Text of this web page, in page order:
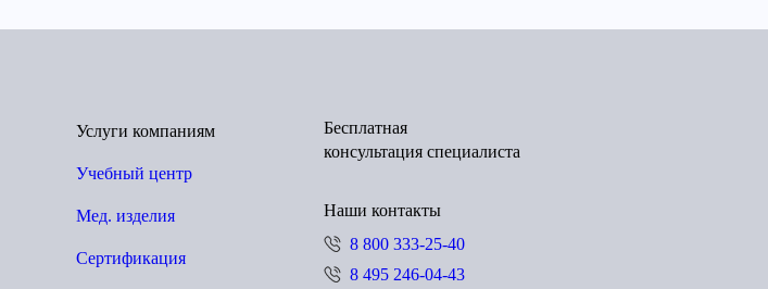
Услуги компаниям
Учебный центр
Мед. изделия
Сертификация
Бесплатная
консультация специалиста
Наши контакты
8 800 333-25-40
8 495 246-04-43